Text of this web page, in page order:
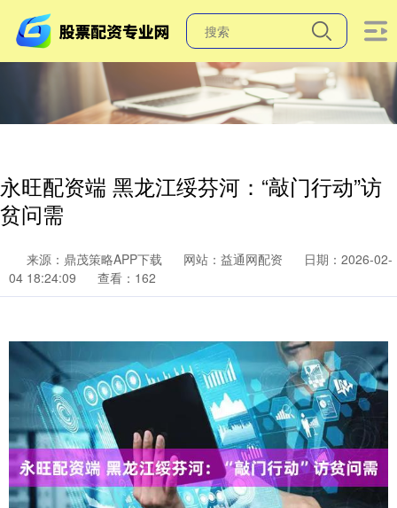
永旺配资端 黑龙江绥芬河：“敲门行动”访
贫问需
来源：鼎茂策略APP下载 网站：益通网配资
日期：2026-02-
04 18:24:09
查看：162